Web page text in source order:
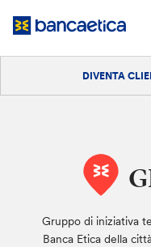
DIVENTA
Gruppo di iniziativa
Banca Etica della